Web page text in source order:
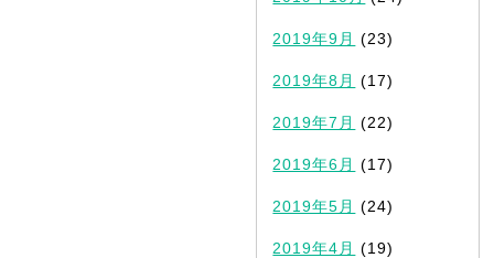
2019年9月 (23)
2019年8月 (17)
2019年7月 (22)
2019年6月 (17)
2019年5月 (24)
2019年4月 (19)